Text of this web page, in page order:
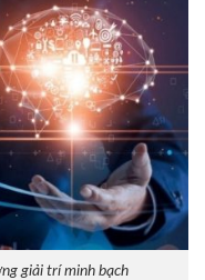
giải trí minh bạch